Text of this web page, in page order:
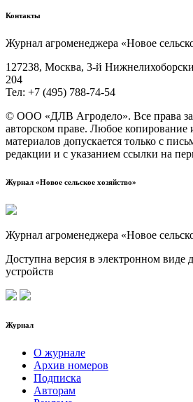
Контакты
Журнал агроменеджера «Новое
127238, Москва, 3‑й
204
Тел: +7 (495) 788‑74‑54
© ООО «ДЛВ Агродело». Все права
авторском праве. Любое копирование
материалов допускается только с
редакции и с указанием ссылки на
Журнал «Новое сельское хозяйство»
Журнал агроменеджера «Новое
Доступна версия в электронном виде
устройств
Журнал
О журнале
Архив номеров
Подписка
Авторам